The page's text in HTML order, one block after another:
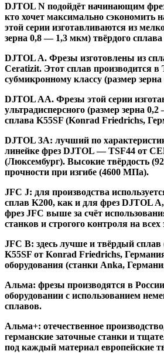
DJTOL N подойдёт начинающим
кто хочет максимально сэкономить
этой серии изготавливаются из
зерна 0,8 — 1,3 мкм) твёрдого
DJTOL A. Фрезы изготовлены из
Ceratizit. Этот сплав производится в
субмикронному классу (размер
DJTOL AA. Фрезы этой серии
ультрадисперсного (размер зерна
сплава K55SF (Konrad Friedrichs,
DJTOL 3A: лучший по
линейке фрез DJTOL — TSF44 от
(Люксембург). Высокие твёрдость
прочности при изгибе (4600 МПа).
JFC J: для производства
сплав K200, как и для фрез DJTOL
фрез JFC выше за счёт
станков и строгого контроля на всех
JFC B: здесь лучше и твёрдый
K55SF от Konrad Friedrichs,
оборудования (станки Anka,
Альма: фрезы производятся в
оборудовании с использованием
сплавов.
Альма+: отечественное
германские заточные станки и
под каждый материал европейские